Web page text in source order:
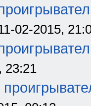
02-2015,
23:21